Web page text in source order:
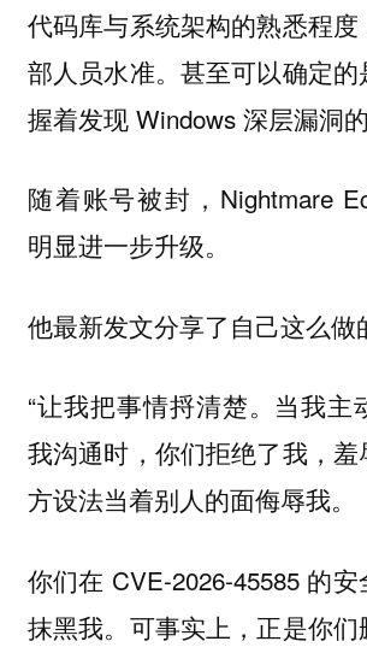
代码库与系统架构的熟悉程度
部人员水准。甚至可以确定
握着发现 Windows 深层漏洞的
随着账号被封，Nightmare
明显进一步升级。
他最新发文分享了自己这么做
“让我把事情捋清楚。当我主
我沟通时，你们拒绝了我，
方设法当着别人的面侮辱我。
你们在 CVE-2026-45585 的
抹黑我。可事实上，正是你